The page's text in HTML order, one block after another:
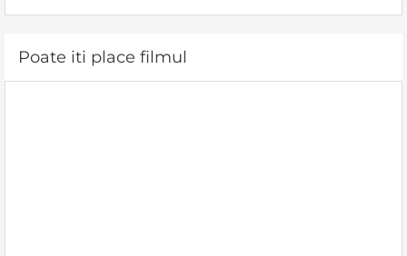
Poate iti place filmul